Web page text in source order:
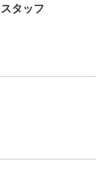
タッフ